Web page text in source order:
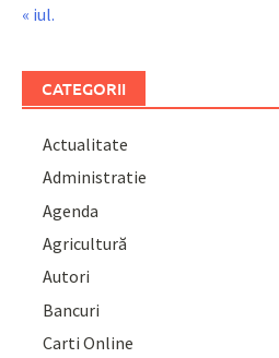
« iul.
CATEGORII
Actualitate
Administratie
Agenda
Agricultură
Autori
Bancuri
Carti Online